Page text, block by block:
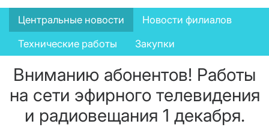
News
menu
Центральные новости
Новости филиалов
Технические работы
Закупки
Вниманию абонентов! Работы
на сети эфирного телевидения
и радиовещания 1 декабря.